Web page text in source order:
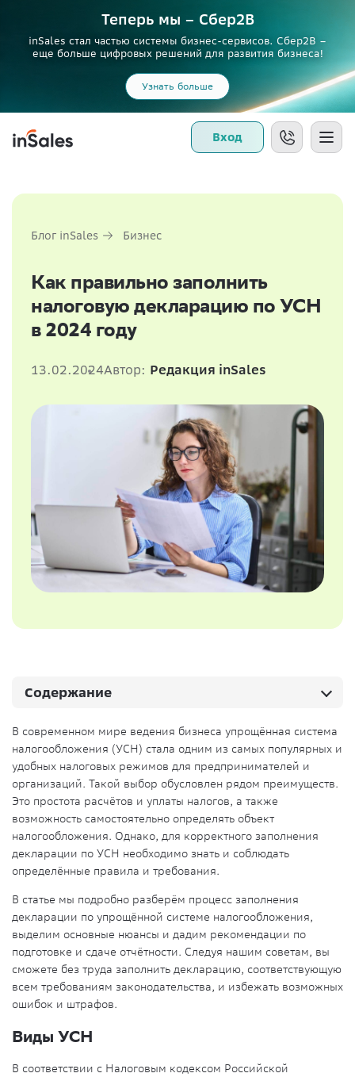
Теперь мы – Сбер2B
inSales стал частью системы бизнес-сервисов. Сбер2В –
еще больше цифровых решений для развития бизнеса!
Узнать больше
Вход
Блог inSales Бизнес
Как правильно заполнить
налоговую декларацию по УСН
в 2024 году
13.02.2024Автор: Редакция inSales
В современном мире ведения бизнеса упрощённая система
налогообложения (УСН) стала одним из самых популярных и
удобных налоговых режимов для предпринимателей и
организаций. Такой выбор обусловлен рядом преимуществ.
Это простота расчётов и уплаты налогов, а также
возможность самостоятельно определять объект
налогообложения. Однако, для корректного заполнения
декларации по УСН необходимо знать и соблюдать
определённые правила и требования.
В статье мы подробно разберём процесс заполнения
декларации по упрощённой системе налогообложения,
выделим основные нюансы и дадим рекомендации по
подготовке и сдаче отчётности. Следуя нашим советам, вы
сможете без труда заполнить декларацию, соответствующую
всем требованиям законодательства, и избежать возможных
ошибок и штрафов.
Виды УСН
В соответствии с Налоговым кодексом Российской
Содержание